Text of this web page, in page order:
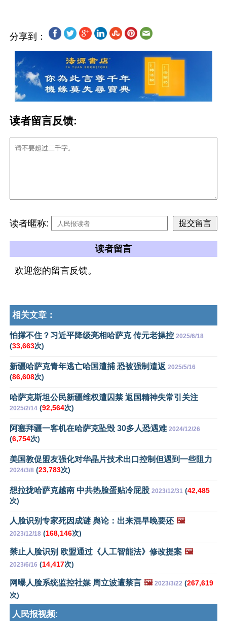
分享到：
读者留言反馈:
读者暱称:
读者留言
欢迎您的留言反馈。
相关文章：
怕撑不住？习近平降级亮相哈萨克 传元老操控 2025/6/18
(33,663次)
新疆哈萨克青年逃亡哈国遭捕 恐被强制遣返 2025/5/16
(86,608次)
哈萨克斯坦公民新疆维权遭囚禁 返国精神失常引关注
2025/2/14 (92,564次)
阿塞拜疆一客机在哈萨克坠毁 30多人恐遇难 2024/12/26
(6,754次)
美国敦促盟友强化对华晶片技术出口控制但遇到一些阻力
2024/3/8 (23,783次)
想拉拢哈萨克越南 中共热脸蛋贴冷屁股 2023/12/31 (42,485
次)
人脸识别专家死因成谜 舆论：出来混早晚要还 🖼️
2023/12/18 (168,146次)
禁止人脸识别 欧盟通过《人工智能法》修改提案 🖼️
2023/6/16 (14,417次)
网曝人脸系统监控社媒 周立波遭禁言 🖼️ 2023/3/22 (267,619
次)
人民报视频: